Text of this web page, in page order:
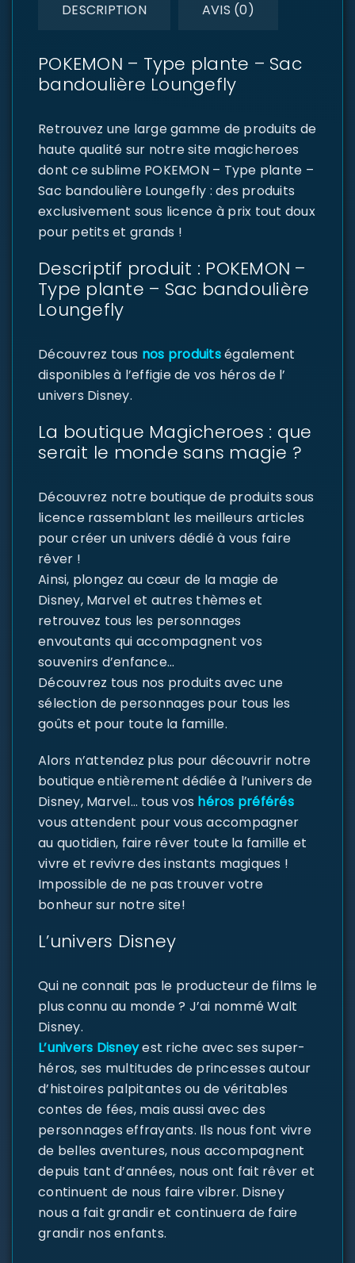
DESCRIPTION AVIS (0)
POKEMON – Type plante – Sac
bandoulière Loungefly
Retrouvez une large gamme de produits de
haute qualité sur notre site magicheroes
dont ce sublime POKEMON – Type plante –
Sac bandoulière Loungefly : des produits
exclusivement sous licence à prix tout doux
pour petits et grands !
Descriptif produit : POKEMON –
Type plante – Sac bandoulière
Loungefly
Découvrez tous nos produitségalement
disponibles à l’effigie de vos héros de l’
univers Disney.
La boutique Magicheroes : que
serait le monde sans magie ?
Découvrez notre boutique de produits sous
licence rassemblant les meilleurs articles
pour créer un univers dédié à vous faire
rêver !
Ainsi, plongez au cœur de la magie de
Disney, Marvel et autres thèmes et
retrouvez tous les personnages
envoutants qui accompagnent vos
souvenirs d’enfance…
Découvrez tous nos produits avec une
sélection de personnages pour tous les
goûts et pour toute la famille.
Alors n’attendez plus pour découvrir notre
boutique entièrement dédiée à l’univers de
Disney, Marvel… tous vos héros préférés
vous attendent pour vous accompagner
au quotidien, faire rêver toute la famille et
vivre et revivre des instants magiques !
Impossible de ne pas trouver votre
bonheur sur notre site!
L’univers Disney
Qui ne connait pas le producteur de films le
plus connu au monde ? J’ai nommé Walt
Disney.
L’univers Disneyest riche avec ses super-
héros, ses multitudes de princesses autour
d’histoires palpitantes ou de véritables
contes de fées, mais aussi avec des
personnages effrayants. Ils nous font vivre
de belles aventures, nous accompagnent
depuis tant d’années, nous ont fait rêver et
continuent de nous faire vibrer. Disney
nous a fait grandir et continuera de faire
grandir nos enfants.